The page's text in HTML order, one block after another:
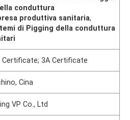
conduttura
produttiva sanitaria,
di Pigging della conduttura
Certificate; 3A Certificate
Cina
VP Co., Ltd